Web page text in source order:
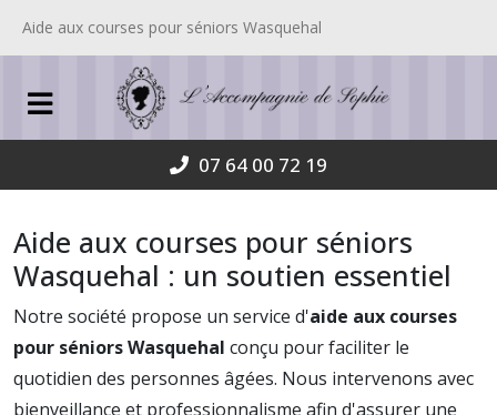
Aide aux courses pour séniors Wasquehal
07 64 00 72 19
Aide aux courses pour séniors
Wasquehal : un soutien essentiel
Notre société propose un service d'aide aux courses
pour séniors Wasquehal conçu pour faciliter le
quotidien des personnes âgées. Nous intervenons avec
bienveillance et professionnalisme afin d'assurer une